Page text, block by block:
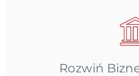
Rozwiń